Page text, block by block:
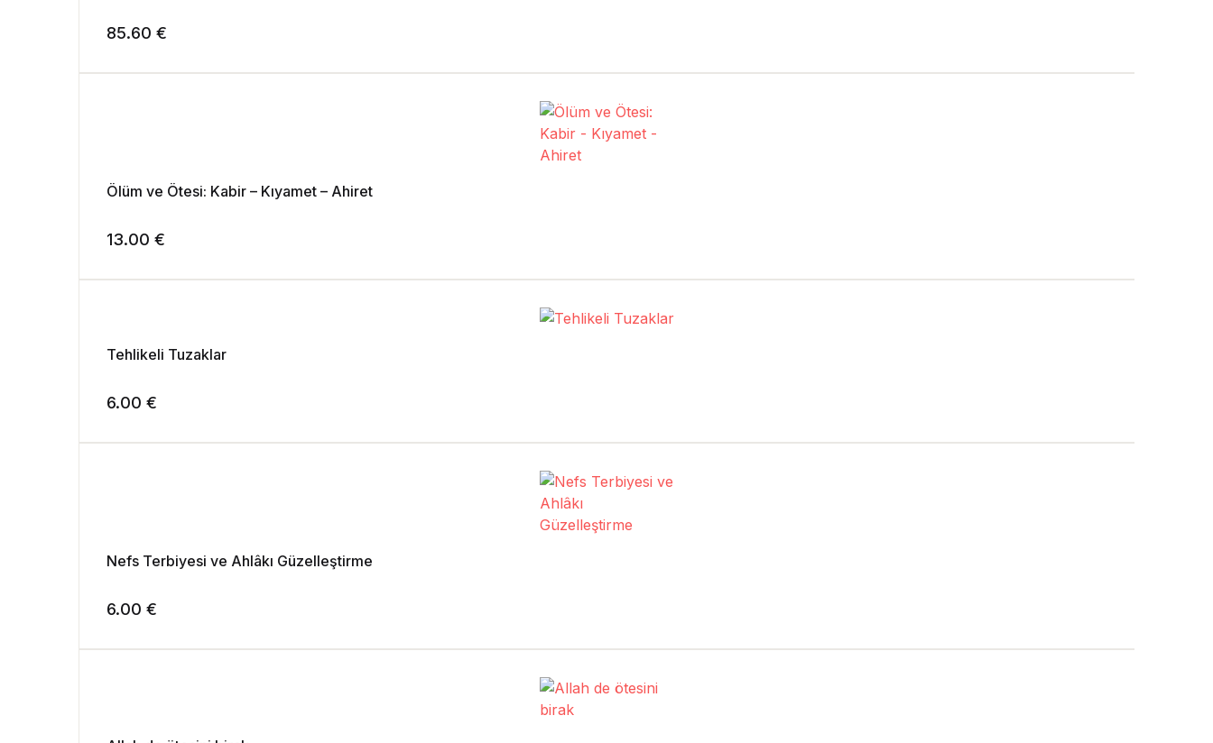
85.60 €
Ölüm ve Ötesi: Kabir – Kıyamet – Ahiret
13.00 €
Tehlikeli Tuzaklar
6.00 €
Nefs Terbiyesi ve Ahlâkı Güzelleştirme
6.00 €